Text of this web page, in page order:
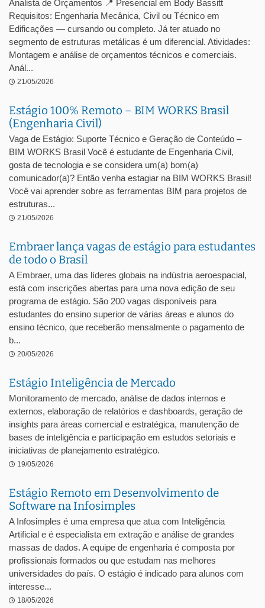
Analista de Orçamentos 📍 Presencial em Body Bassitt
Requisitos: Engenharia Mecânica, Civil ou Técnico em
Edificações — cursando ou completo. Já ter atuado no
segmento de estruturas metálicas é um diferencial. Atividades:
Montagem e análise de orçamentos técnicos e comerciais.
Anál...
21/05/2026
Estágio 100% Remoto – BIM WORKS Brasil
(Engenharia Civil)
Vaga de Estágio: Suporte Técnico e Geração de Conteúdo –
BIM WORKS Brasil Você é estudante de Engenharia Civil,
gosta de tecnologia e se considera um(a) bom(a)
comunicador(a)? Então venha estagiar na BIM WORKS Brasil!
Você vai aprender sobre as ferramentas BIM para projetos de
estruturas...
21/05/2026
Embraer lança vagas de estágio para estudantes
de todo o Brasil
A Embraer, uma das líderes globais na indústria aeroespacial,
está com inscrições abertas para uma nova edição de seu
programa de estágio. São 200 vagas disponíveis para
estudantes do ensino superior de várias áreas e alunos do
ensino técnico, que receberão mensalmente o pagamento de
b...
20/05/2026
Estágio Inteligência de Mercado
Monitoramento de mercado, análise de dados internos e
externos, elaboração de relatórios e dashboards, geração de
insights para áreas comercial e estratégica, manutenção de
bases de inteligência e participação em estudos setoriais e
iniciativas de planejamento estratégico.
19/05/2026
Estágio Remoto em Desenvolvimento de
Software na Infosimples
A Infosimples é uma empresa que atua com Inteligência
Artificial e é especialista em extração e análise de grandes
massas de dados. A equipe de engenharia é composta por
profissionais formados ou que estudam nas melhores
universidades do país. O estágio é indicado para alunos com
interesse...
18/05/2026